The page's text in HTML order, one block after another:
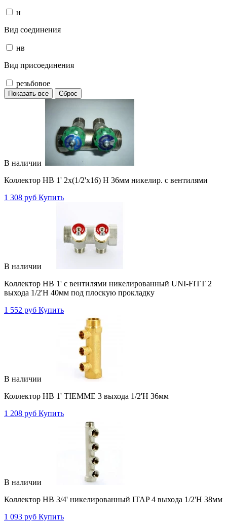
н
Вид соединения
нв
Вид присоединения
резьбовое
Показать все Сброс
В наличии
Коллектор НВ 1' 2х(1/2'х16) Н 36мм никелир. с вентилями
1 308 руб Купить
В наличии
Коллектор НВ 1' с вентилями никелированный UNI-FITT 2
выхода 1/2'Н 40мм под плоскую прокладку
1 552 руб Купить
В наличии
Коллектор НВ 1' TIEMME 3 выхода 1/2'Н 36мм
1 208 руб Купить
В наличии
Коллектор НВ 3/4' никелированный ITAP 4 выхода 1/2'Н 38мм
1 093 руб Купить